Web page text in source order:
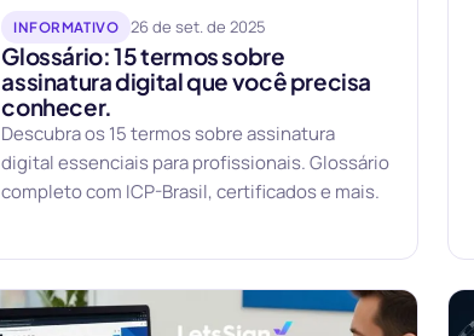
INFORMATIVO 26 de set. de 2025
Glossário: 15 termos sobre
assinatura digital que você precisa
conhecer.
Descubra os 15 termos sobre assinatura
digital essenciais para profissionais. Glossário
completo com ICP-Brasil, certificados e mais.